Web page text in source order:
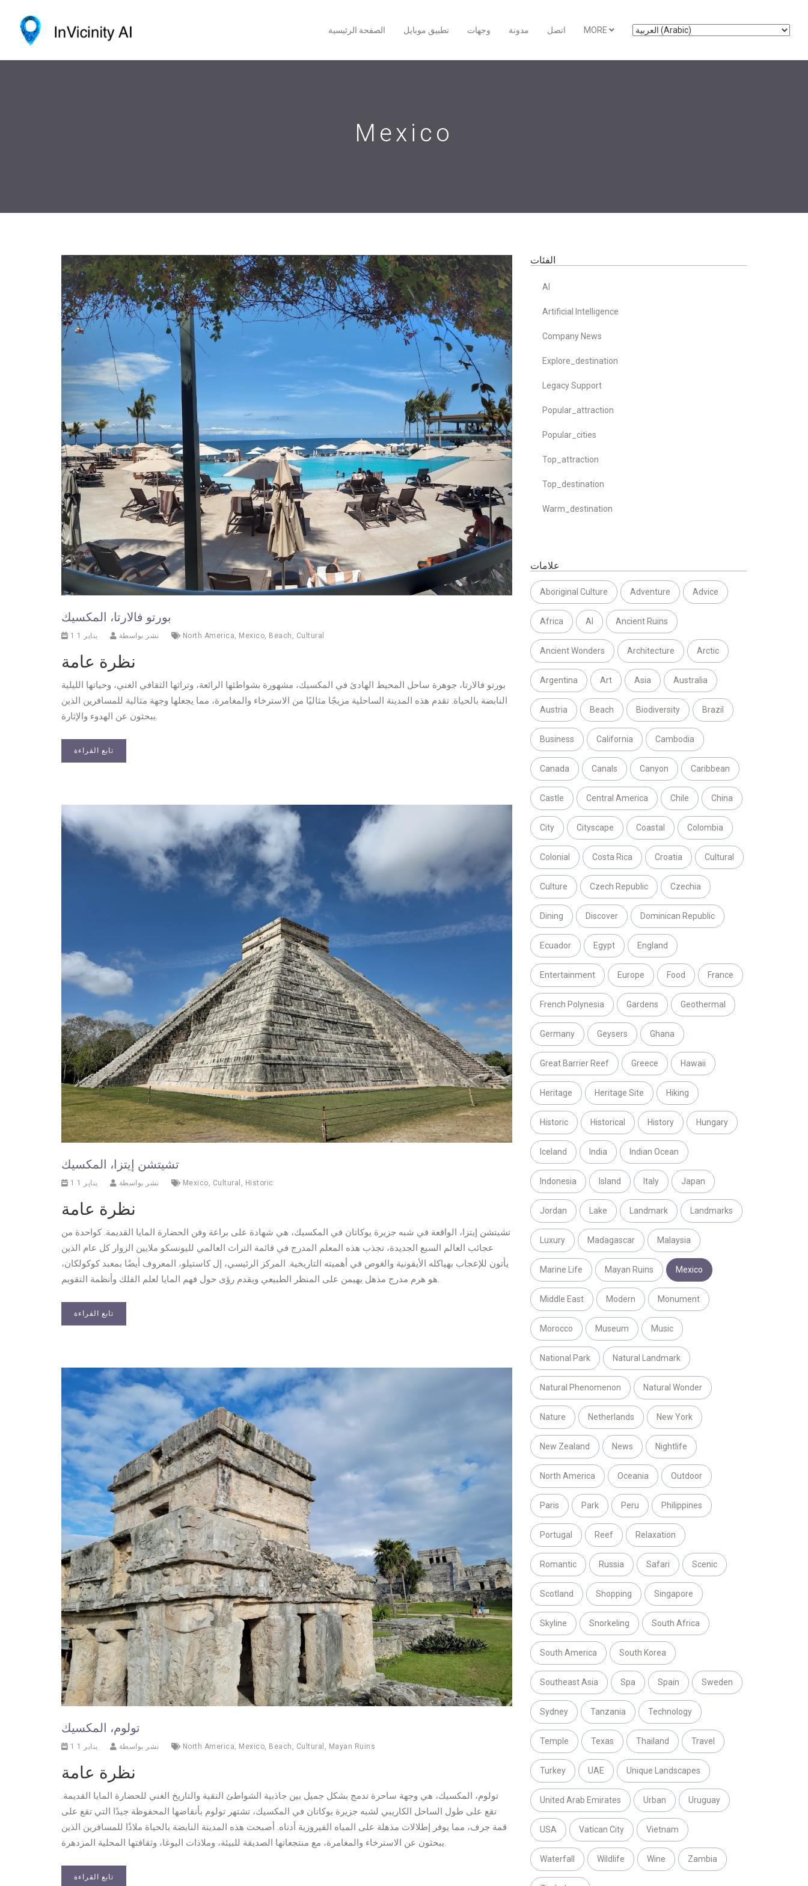
الصفحة الرئيسية تطبيق موبايل وجهات مدونة اتصل MORE
Mexico
بورتو فالارتا، المكسيك
1 يناير 1 نشر بواسطة North America, Mexico, Beach , Cultural
نظرة عامة
بورتو فالارتا، جوهرة ساحل المحيط الهادئ في المكسيك، مشهورة بشواطئها الرائعة، وتراثها الثقافي الغني، وحياتها الليلية
النابضة بالحياة. تقدم هذه المدينة الساحلية مزيجًا مثاليًا من الاسترخاء والمغامرة، مما يجعلها وجهة مثالية للمسافرين الذين
يبحثون عن الهدوء والإثارة.
تابع القراءة
تشيتشن إيتزا، المكسيك
1 يناير 1 نشر بواسطة Mexico, Cultural , Historic
نظرة عامة
تشيتشن إيتزا، الواقعة في شبه جزيرة يوكاتان في المكسيك، هي شهادة على براعة وفن الحضارة المايا القديمة. كواحدة من
عجائب العالم السبع الجديدة، تجذب هذه المعلم المدرج في قائمة التراث العالمي لليونسكو ملايين الزوار كل عام الذين
يأتون للإعجاب بهياكله الأيقونية والغوص في أهميته التاريخية. المركز الرئيسي، إل كاستيلو، المعروف أيضًا بمعبد كوكولكان،
هو هرم مدرج مذهل يهيمن على المنظر الطبيعي ويقدم رؤى حول فهم المايا لعلم الفلك وأنظمة التقويم.
تابع القراءة
تولوم، المكسيك
1 يناير 1 نشر بواسطة North America Mexico Beach Cultural Mayan Ruins
نظرة عامة
تولوم، المكسيك، هي وجهة ساحرة تدمج بشكل جميل بين جاذبية الشواطئ النقية والتاريخ الغني للحضارة المايا القديمة.
تقع على طول الساحل الكاريبي لشبه جزيرة يوكاتان في المكسيك، تشتهر تولوم بأنقاضها المحفوظة جيدًا التي تقع على
قمة جرف، مما يوفر إطلالات مذهلة على المياه الفيروزية أدناه. أصبحت هذه المدينة النابضة بالحياة ملاذًا للمسافرين الذين
يبحثون عن الاسترخاء والمغامرة، مع منتجعاتها الصديقة للبيئة، وملاذات اليوغا، وثقافتها المحلية المزدهرة.
تابع القراءة
الفئات
AI
Artificial Intelligence
Company News
Explore_destination
Legacy Support
Popular_attraction
Popular_cities
Top_attraction
Top_destination
Warm_destination
علامات
Aboriginal Culture Adventure Advice
Africa AI Ancient Ruins
Ancient Wonders Architecture Arctic
Argentina Art Asia Australia
Austria Beach Biodiversity Brazil
Business California Cambodia
Canada Canals Canyon Caribbean
Castle Central America Chile China
City Cityscape Coastal Colombia
Colonial Costa Rica Croatia Cultural
Culture Czech Republic Czechia
Dining Discover Dominican Republic
Ecuador Egypt England
Entertainment Europe Food France
French Polynesia Gardens Geothermal
Germany Geysers Ghana
Great Barrier Reef Greece Hawaii
Heritage Heritage Site Hiking
Historic Historical History Hungary
Iceland India Indian Ocean
Indonesia Island Italy Japan
Jordan Lake Landmark Landmarks
Luxury Madagascar Malaysia
Marine Life Mayan Ruins Mexico
Middle East Modern Monument
Morocco Museum Music
National Park Natural Landmark
Natural Phenomenon Natural Wonder
Nature Netherlands New York
New Zealand News Nightlife
North America Oceania Outdoor
Paris Park Peru Philippines
Portugal Reef Relaxation
Romantic Russia Safari Scenic
Scotland Shopping Singapore
Skyline Snorkeling South Africa
South America South Korea
Southeast Asia Spa Spain Sweden
Sydney Tanzania Technology
Temple Texas Thailand Travel
Turkey UAE Unique Landscapes
United Arab Emirates Urban Uruguay
USA Vatican City Vietnam
Waterfall Wildlife Wine Zambia